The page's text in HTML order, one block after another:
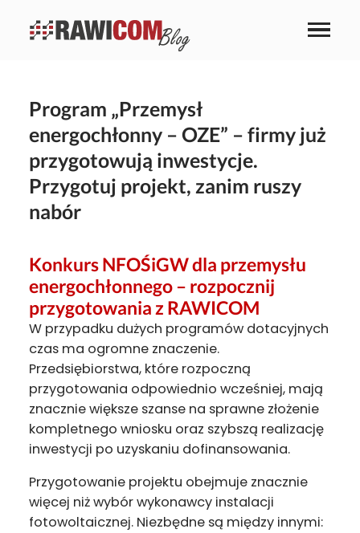
Program „Przemysł
energochłonny – OZE” – firmy już
przygotowują inwestycje.
Przygotuj projekt, zanim ruszy
nabór
Konkurs NFOŚiGW dla przemysłu
energochłonnego – rozpocznij
przygotowania z RAWICOM
W przypadku dużych programów dotacyjnych
czas ma ogromne znaczenie.
Przedsiębiorstwa, które rozpoczną
przygotowania odpowiednio wcześniej, mają
znacznie większe szanse na sprawne złożenie
kompletnego wniosku oraz szybszą realizację
inwestycji po uzyskaniu dofinansowania.
Przygotowanie projektu obejmuje znacznie
więcej niż wybór wykonawcy instalacji
fotowoltaicznej. Niezbędne są między innymi: